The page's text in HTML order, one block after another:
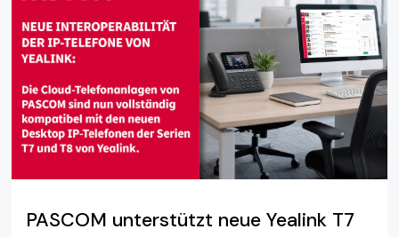
PASCOM unterstützt neue Yealink T7